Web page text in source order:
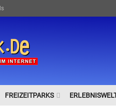
FREIZEITPARKS